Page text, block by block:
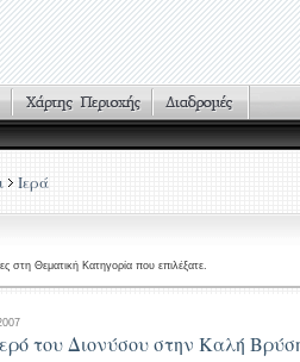
Ιερά
στη Θεματική Κατηγορία που επιλέξατε.
του Διονύσου στην Καλή